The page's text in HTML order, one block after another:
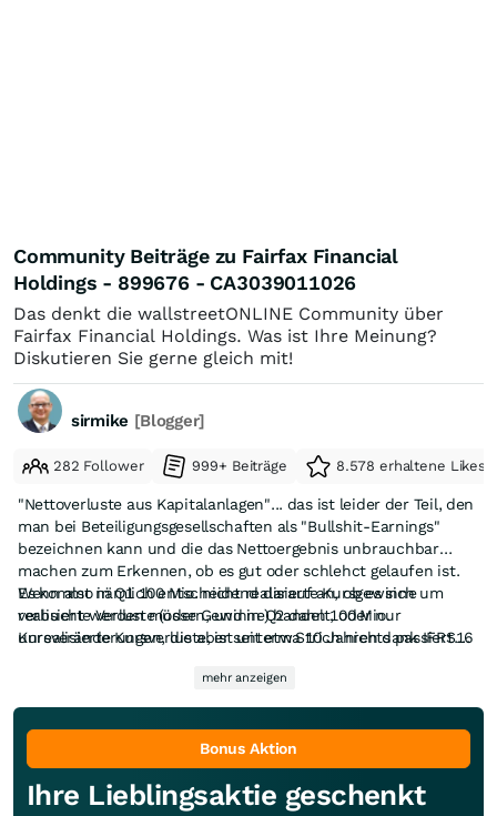
Community Beiträge zu Fairfax Financial
Holdings - 899676 - CA3039011026
Das denkt die wallstreetONLINE Community über
Fairfax Financial Holdings. Was ist Ihre Meinung?
Diskutieren Sie gerne gleich mit!
sirmike [Blogger]
282 Follower 999+ Beiträge 8.578 erhaltene Likes
"Nettoverluste aus Kapitalanlagen"... das ist leider der Teil, den
man bei Beteiligungsgesellschaften als "Bullshit-Earnings"
bezeichnen kann und die das Nettoergebnis unbrauchbar
machen zum Erkennen, ob es gut oder schlehct gelaufen ist.
Es kommt nämlich entscheidend darauf an, ob es sich um
realisierte Verluste (oder Gewinne) handelt, oder nur
Kursveränderungen, die aber seit etwa 10 Jahren dank IFRS16
Wenn also in Q1 100 Mio. nicht realisierte Kursgewinne
verbucht werden müssen, und in Q2 dann 100 Mio.
unrealisierte Kursverluste, ist unterm Strich nichts passiert.
Schlagzeilen und das Verhalten der Börsianer. "Bullshit" eben,
wie Charlie Munger es formulierte. Und auch Warren Buffett
kritisiert das seit Jahren, wenn er auch "konzilianter"
formuliert. Buffett rät Anlegern daher, sich auf die operativen
Ergebnisse zu fokussieren.
mehr anzeigen
Bonus Aktion
Ihre Lieblingsaktie geschenkt